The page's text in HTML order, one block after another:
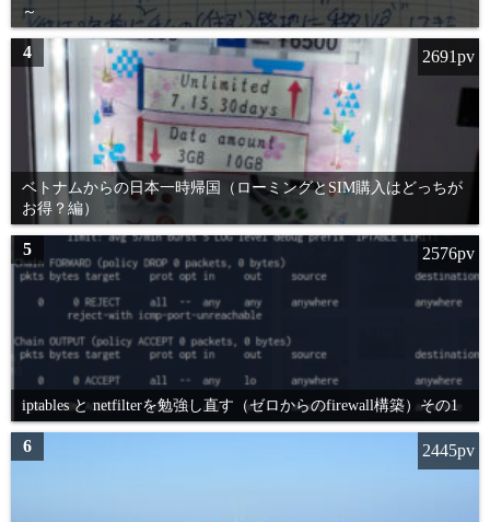
～
4
ベトナムからの日本一時帰国（ローミングとSIM購入はどっちが
お得？編）
2691pv
5
iptables と netfilterを勉強し直す（ゼロからのfirewall構築）その1
2576pv
6 2445pv